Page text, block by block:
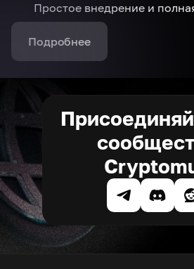
Простое внедрение и
Подробнее